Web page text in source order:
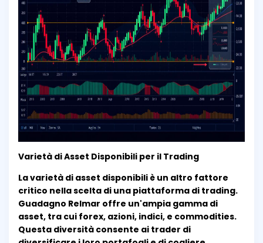
Varietà di Asset Disponibili per il Trading
La varietà di asset disponibili è un altro fattore
critico nella scelta di una piattaforma di trading.
Guadagno Relmar offre un'ampia gamma di
asset, tra cui forex, azioni, indici, e commodities.
Questa diversità consente ai trader di